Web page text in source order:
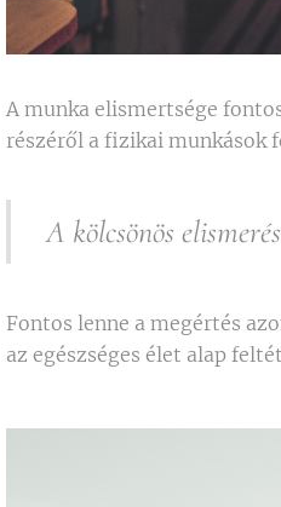
A munka elismertsége
részéről a fizikai munkások
A kölcsönös
Fontos lenne a megértés
az egészséges élet alap